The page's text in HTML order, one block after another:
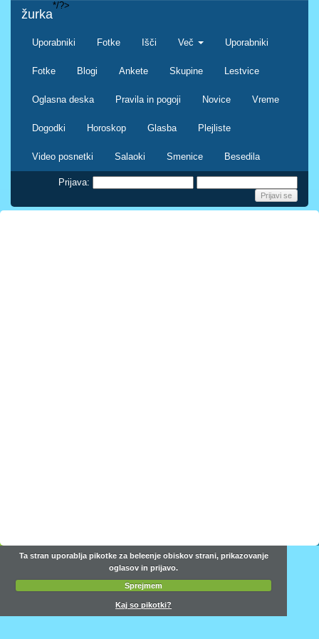
žurka
Uporabniki Fotke Išči Več Uporabniki
Fotke Blogi Ankete Skupine Lestvice
Oglasna deska Pravila in pogoji Novice Vreme
Dogodki Horoskop Glasba Plejliste
Video posnetki Salaoki Smenice Besedila
*/?>
Prijava:
Ta stran uporablja pikotke za beleenje obiskov strani, prikazovanje
oglasov in prijavo.
Sprejmem
Kaj so pikotki?